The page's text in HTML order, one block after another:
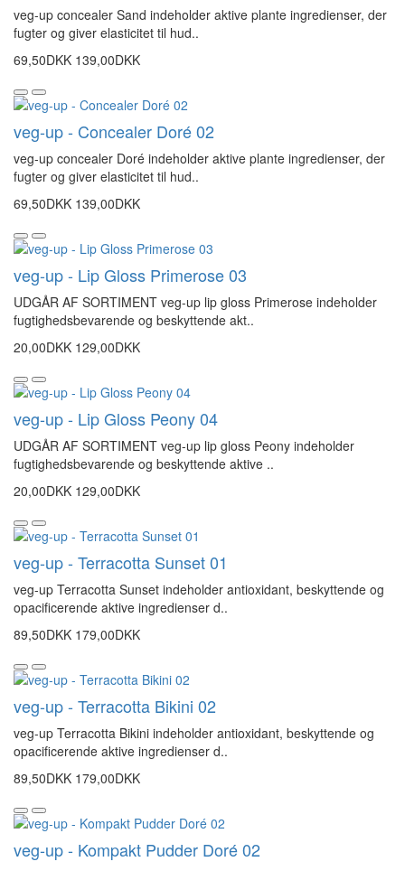
veg-up concealer Sand indeholder aktive plante ingredienser, der
fugter og giver elasticitet til hud..
69,50DKK 139,00DKK
veg-up - Concealer Doré 02
veg-up concealer Doré indeholder aktive plante ingredienser, der
fugter og giver elasticitet til hud..
69,50DKK 139,00DKK
veg-up - Lip Gloss Primerose 03
UDGÅR AF SORTIMENT veg-up lip gloss Primerose indeholder
fugtighedsbevarende og beskyttende akt..
20,00DKK 129,00DKK
veg-up - Lip Gloss Peony 04
UDGÅR AF SORTIMENT veg-up lip gloss Peony indeholder
fugtighedsbevarende og beskyttende aktive ..
20,00DKK 129,00DKK
veg-up - Terracotta Sunset 01
veg-up Terracotta Sunset indeholder antioxidant, beskyttende og
opacificerende aktive ingredienser d..
89,50DKK 179,00DKK
veg-up - Terracotta Bikini 02
veg-up Terracotta Bikini indeholder antioxidant, beskyttende og
opacificerende aktive ingredienser d..
89,50DKK 179,00DKK
veg-up - Kompakt Pudder Doré 02